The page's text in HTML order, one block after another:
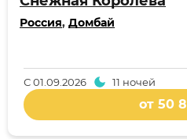
Россия, Домбай
С01.09.2026 11 ночей
от 50